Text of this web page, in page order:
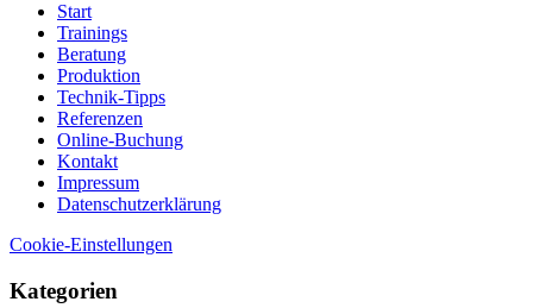
Start
Trainings
Beratung
Produktion
Technik-Tipps
Referenzen
Online-Buchung
Kontakt
Impressum
Datenschutzerklärung
Cookie-Einstellungen
Kategorien